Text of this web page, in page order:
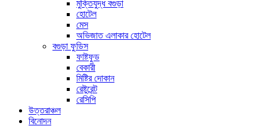
মুক্তিযুদ্ধ বগুড়া
হোটেল
মেস
অভিজাত এলাকার হোটেল
বগুড়া ফুডিস
ফাষ্টফুড
বেকারী
মিষ্টির দোকান
রেষ্টুরেন্ট
রেসিপি
উত্তরাঞ্চল
বিনোদন